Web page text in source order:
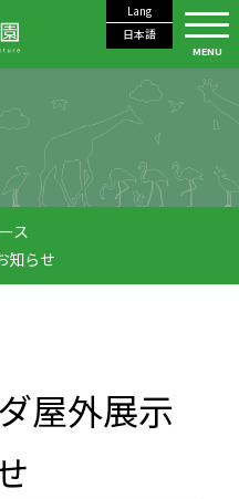
Lang
日本語
MENU
ス
知らせ
屋外展示